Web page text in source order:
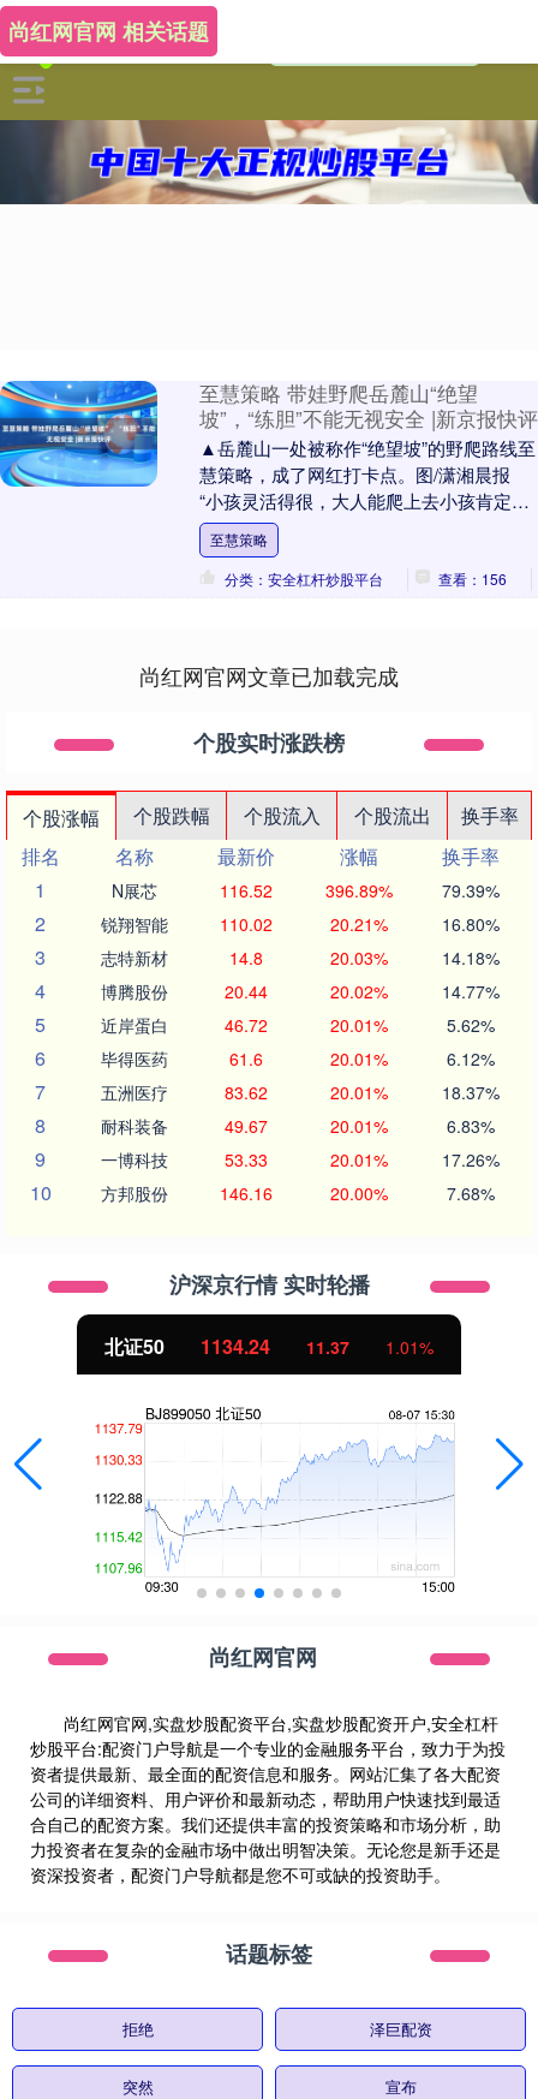
尚红网官网 相关话题
至慧策略 带娃野爬岳麓山“绝望
坡”，“练胆”不能无视安全 |新京报快评
▲岳麓山一处被称作“绝望坡”的野爬路线至
慧策略，成了网红打卡点。图/潇湘晨报
“小孩灵活得很，大人能爬上去小孩肯定可
以！” 据紫牛新闻报道，这段时间，湖南长
沙岳....
至慧策略
分类：安全杠杆炒股平台
查看：156
尚红网官网文章已加载完成
个股实时涨跌榜
个股涨幅 个股跌幅 个股流入 个股流出
换手率
排名
名称 最新价 涨幅
换手率
1
N展芯 116.52 396.89% 79.39%
2 锐翔智能 110.02 20.21% 16.80%
3 志特新材 14.8 20.03% 14.18%
4 博腾股份 20.44 20.02% 14.77%
5 近岸蛋白 46.72 20.01% 5.62%
6 毕得医药 61.6 20.01% 6.12%
7 五洲医疗 83.62 20.01% 18.37%
8 耐科装备 49.67 20.01% 6.83%
9 一博科技 53.33 20.01% 17.26%
10 方邦股份 146.16 20.00% 7.68%
沪深京行情 实时轮播
北证50 1134.24 11.37 1.01%
尚红网官网
尚红网官网,实盘炒股配资平台,实盘炒股配资开户,安全杠杆
炒股平台:配资门户导航是一个专业的金融服务平台，致力于为投
资者提供最新、最全面的配资信息和服务。网站汇集了各大配资
公司的详细资料、用户评价和最新动态，帮助用户快速找到最适
合自己的配资方案。我们还提供丰富的投资策略和市场分析，助
力投资者在复杂的金融市场中做出明智决策。无论您是新手还是
资深投资者，配资门户导航都是您不可或缺的投资助手。
话题标签
拒绝 泽巨配资
突然 宣布